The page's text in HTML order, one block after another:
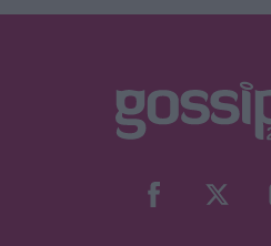
Τηλεθέαση – Το Σόι σου:
Αντίστροφη μέτρηση για τον